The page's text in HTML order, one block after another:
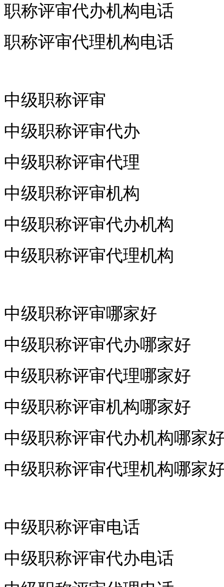
职称评审代办机构电话
职称评审代理机构电话
中级职称评审
中级职称评审代办
中级职称评审代理
中级职称评审机构
中级职称评审代办机构
中级职称评审代理机构
中级职称评审哪家好
中级职称评审代办哪家好
中级职称评审代理哪家好
中级职称评审机构哪家好
中级职称评审代办机构哪家
中级职称评审代理机构哪家
中级职称评审电话
中级职称评审代办电话